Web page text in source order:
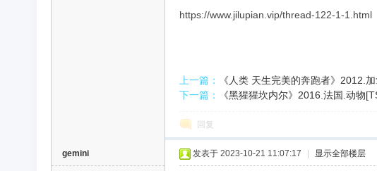
https://www.jilupian.vip/thread-122-1-1.html
上一篇：
《人类 天生完美的奔跑者》2012.
下一篇：
《黑猩猩坎内尔》2016.法国.动物
回复
gemini 发表于 2023-10-21 11:07:17 显示全部楼层